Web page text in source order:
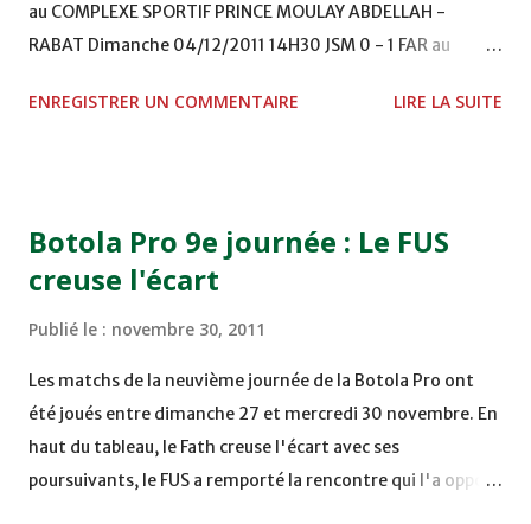
au COMPLEXE SPORTIF PRINCE MOULAY ABDELLAH -
RABAT Dimanche 04/12/2011 14H30 JSM 0 - 1 FAR au
TERRAIN EL ABDI - EL JADIDA 16h30 OCK 0 - 1 HUSA
Mardi 06/12/2011 15H00 WAF - OCS au COMPLEXE SPORTIF
DE FES - FES WAC - MAS Reporté pour cause de finale de la
ENREGISTRER UN COMMENTAIRE LIRE LA SUITE
Botola Pro 9e journée : Le FUS
creuse l'écart
Publié le : novembre 30, 2011
Les matchs de la neuvième journée de la Botola Pro ont
été joués entre dimanche 27 et mercredi 30 novembre. En
haut du tableau, le Fath creuse l'écart avec ses
poursuivants, le FUS a remporté la rencontre qui l'a opposé